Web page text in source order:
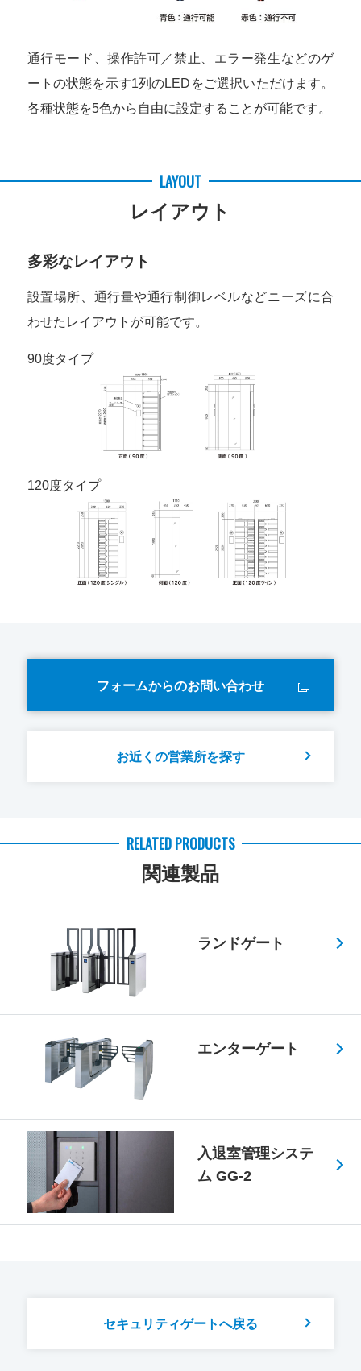
通行モード、操作許可／禁止、エラー発生などのゲ
ートの状態を示す1列のLEDをご選択いただけます。
各種状態を5色から自由に設定することが可能です。
LAYOUT
レイアウト
多彩なレイアウト
設置場所、通行量や通行制御レベルなどニーズに合
わせたレイアウトが可能です。
90度タイプ
120度タイプ
フォームからのお問い合わせ
お近くの営業所を探す
RELATED PRODUCTS
関連製品
ランドゲート
エンターゲート
入退室管理システ
ム GG-2
セキュリティゲートへ戻る